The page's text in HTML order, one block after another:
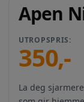
Apen
UTROPSPRIS:
350,-
La deg